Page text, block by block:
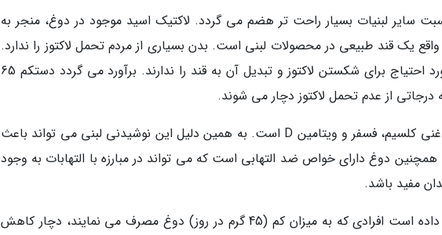
سایر لبنیات بسیار راحت تر هضم می گردد. لاکتیک اسید موجود در دوغ، منجر به
یک قند طبیعی در محصولات لبنی است. بدن بسیاری از مردم تحمل لاکتوز را ندارد.
این بدان معناست که آن ها آنزیم مورد احتیاج برای شکستن لاکتوز و تبدیل آن به قند را ندارند. برآورد می گردد دستکم 65
درجاتی از عدم تحمل لاکتوز دچار می شوند.
محققان می گویند دوغ یکی از منابع غنی کلسیم، فسفر و ویتامین D است. به همین دلیل این نوشیدنی لبنی می تواند باعث
دوغ دارای خواص ضد التهابی است که می تواند در مبارزه با التهابات به وجود
مفید باشد.
تحقیقات بر روی افراد بزرگسال نشان داده است افرادی که به میزان کم (45 گرم در روز) دوغ مصرف می نمایند، دچار کاهش